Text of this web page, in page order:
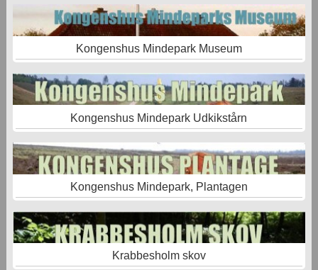
Kongenshus Mindepark Museum
Kongenshus Mindepark Udkikstårn
Kongenshus Mindepark, Plantagen
Krabbesholm skov